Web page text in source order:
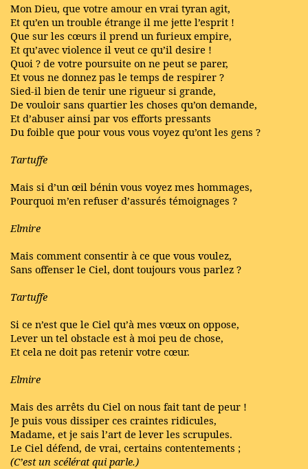
Mon Dieu, que votre amour en vrai tyran agit,
Et qu’en un trouble étrange il me jette l’esprit !
Que sur les cœurs il prend un furieux empire,
Et qu’avec violence il veut ce qu’il desire !
Quoi ? de votre poursuite on ne peut se parer,
Et vous ne donnez pas le temps de respirer ?
Sied-il bien de tenir une rigueur si grande,
De vouloir sans quartier les choses qu’on demande,
Et d’abuser ainsi par vos efforts pressants
Du foible que pour vous vous voyez qu’ont les gens ?
Tartuffe
Mais si d’un œil bénin vous voyez mes hommages,
Pourquoi m’en refuser d’assurés témoignages ?
Elmire
Mais comment consentir à ce que vous voulez,
Sans offenser le Ciel, dont toujours vous parlez ?
Tartuffe
Si ce n’est que le Ciel qu’à mes vœux on oppose,
Lever un tel obstacle est à moi peu de chose,
Et cela ne doit pas retenir votre cœur.
Elmire
Mais des arrêts du Ciel on nous fait tant de peur !
Je puis vous dissiper ces craintes ridicules,
Madame, et je sais l’art de lever les scrupules.
Le Ciel défend, de vrai, certains contentements ;
(C’est un scélérat qui parle.)